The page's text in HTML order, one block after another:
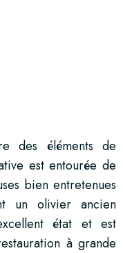
des éléments de
est entourée de
bien entretenues
un olivier ancien
état et est
à grande